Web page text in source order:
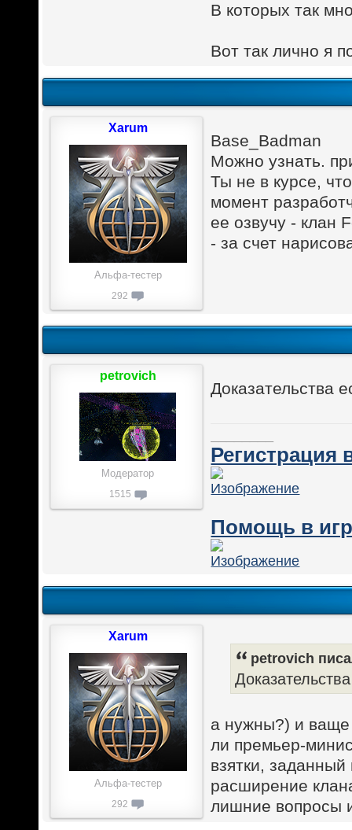
В которых так
Вот так лично я
Base_Badman
Можно узнать.
Ты не в курсе,
момент
ее озвучу - клан
- за счет
Xarum
Альфа-тестер
292
Доказательства
Регистрация
Помощь в
petrovich
Модератор
1515
petrovich
а нужны?) и ваще
ли премьер-
взятки,
расширение
лишние вопросы
Xarum
Альфа-тестер
292